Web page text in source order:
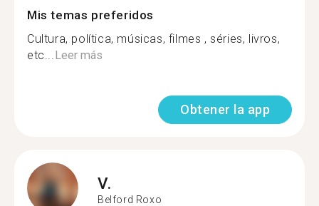
Mis temas preferidos
Cultura, política, músicas, filmes , séries, livros,
etc...Leer más
Obtener la app
V.
Belford Roxo